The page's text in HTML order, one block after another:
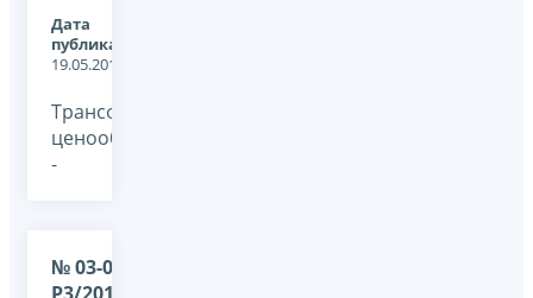
Дата
публикации:
19.05.2014
Трансфертное
ценообразование,
-
№ 03-01-